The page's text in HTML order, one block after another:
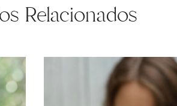
Relacionados